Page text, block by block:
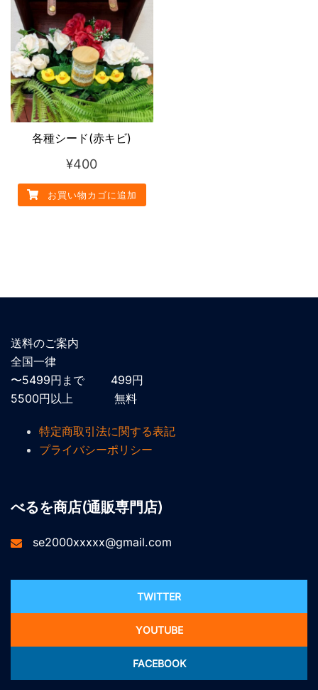
各種シード(赤キビ)
¥400
お買い物カゴに追加
送料のご案内
全国一律
〜5499円まで 499円
5500円以上 無料
特定商取引法に関する表記
プライバシーポリシー
べるを商店(通販専門店)
se2000xxxxx@gmail.com
TWITTER
YOUTUBE
FACEBOOK